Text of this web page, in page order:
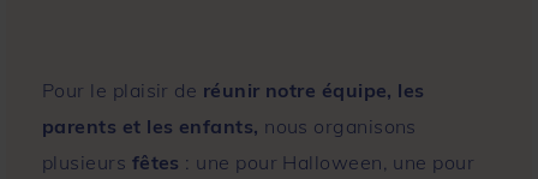
Pour le plaisir de réunir notre équipe, les
parents et les enfants, nous organisons
plusieurs fêtes : une pour Halloween, une pour